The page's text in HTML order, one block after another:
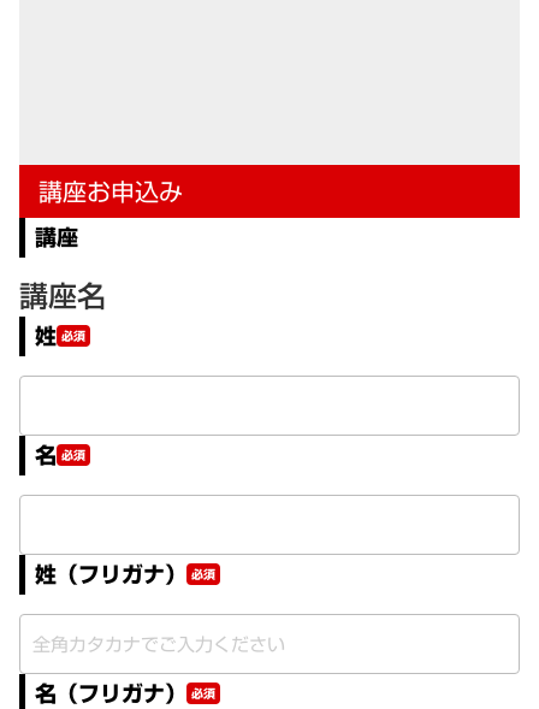
講座お申込み
講座
講座名
姓 必須
名 必須
姓（フリガナ） 必須
名（フリガナ） 必須